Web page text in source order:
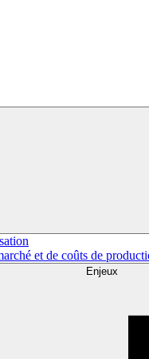
et de coûts de
Enjeux